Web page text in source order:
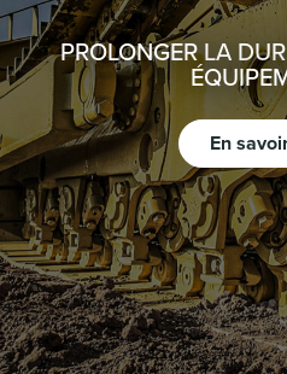
PROLONGER LA
En